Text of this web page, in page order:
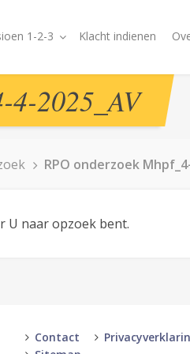
1-2-3 Klacht indienen
4-2025_AV
RPO onderzoek
U naar opzoek bent.
Contact